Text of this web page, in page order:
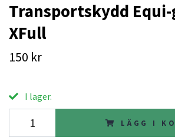
Transportskydd
XFull
150 kr
I lager.
LÄGG I